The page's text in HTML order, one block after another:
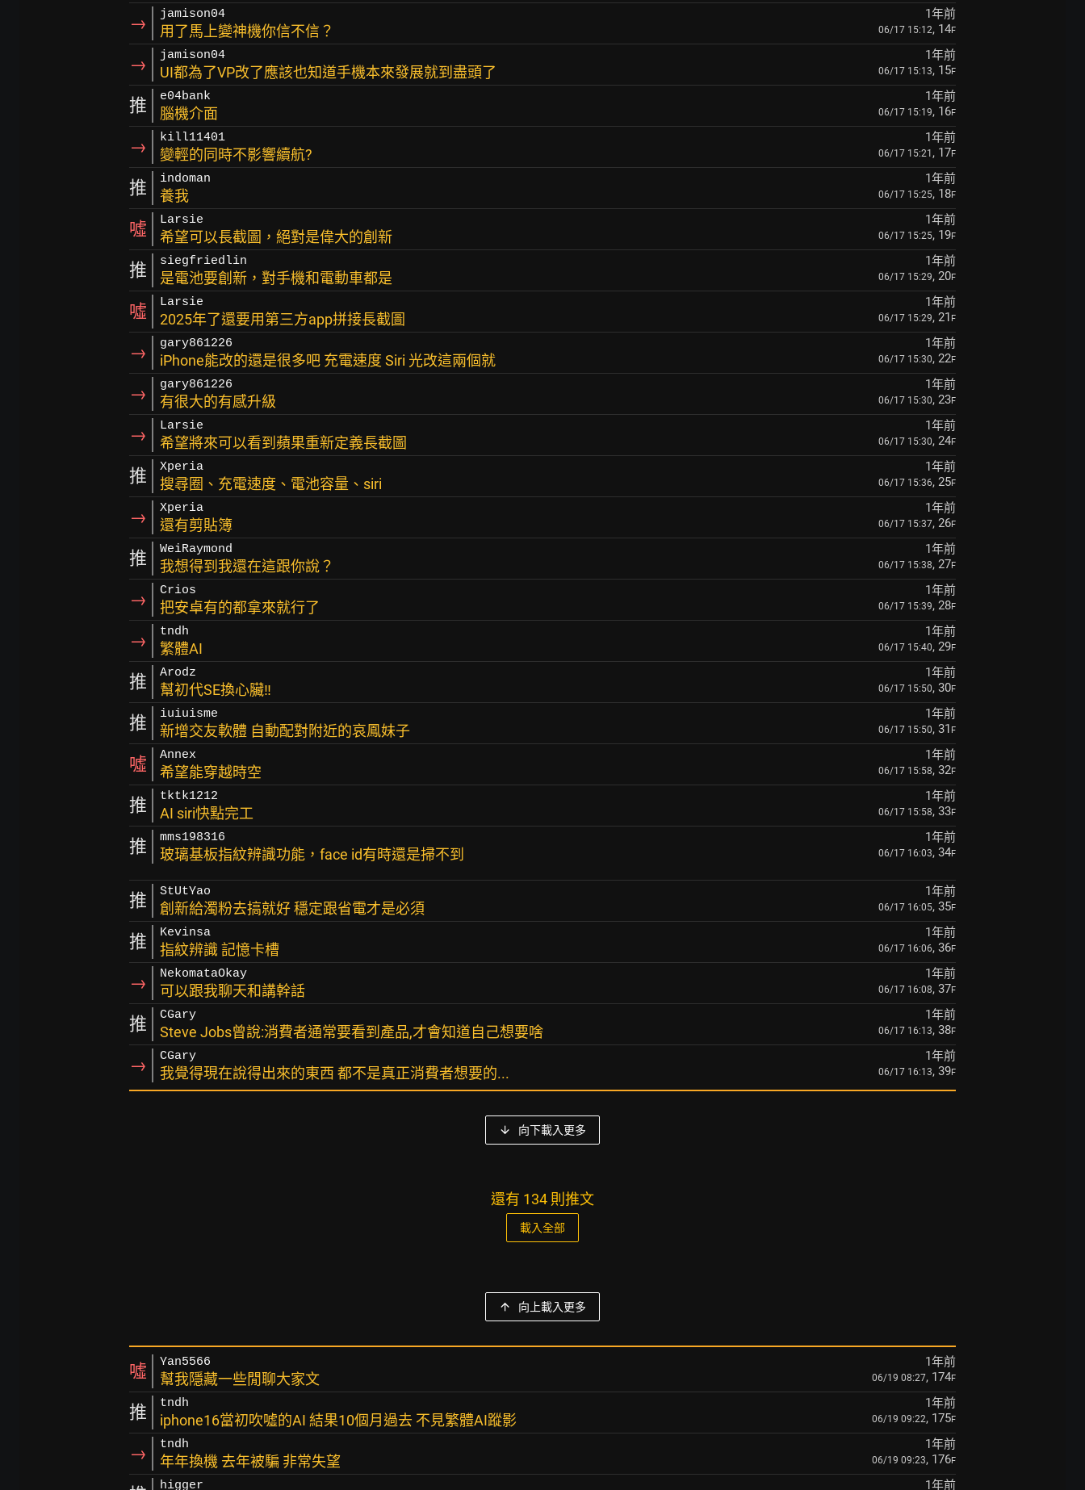
→ jamison04 1年前
用了馬上變神機你信不信？ 06/17 15:12, 14F
→ jamison04 1年前
UI都為了VP改了應該也知道手機本來發展就到盡頭了 06/17 15:13, 15F
推 e04bank 1年前
腦機介面 06/17 15:19, 16F
→ kill11401 1年前
變輕的同時不影響續航? 06/17 15:21 , 17F
推 indoman 1年前
養我 06/17 15:25, 18F
噓 Larsie 1年前
希望可以長截圖，絕對是偉大的創新 06/17 15:25, 19F
推 siegfriedlin 1年前
是電池要創新，對手機和電動車都是 06/17 15:29, 20F
噓 Larsie 1年前
2025年了還要用第三方app拼接長截圖 06/17 15:29, 21 F
→ gary861226 1年前
iPhone能改的還是很多吧 充電速度 Siri 光改這兩個就 06/17 15:30, 22F
→ gary861226 1年前
有很大的有感升級 06/17 15:30, 23F
→ Larsie 1年前
希望將來可以看到蘋果重新定義長截圖 06/17 15:30, 24F
推 Xperia 1年前
搜尋圈、充電速度、電池容量、siri 06/17 15:36, 25F
→ Xperia 1年前
還有剪貼簿 06/17 15:37, 26F
推 WeiRaymond 1年前
我想得到我還在這跟你說？ 06/17 15:38, 27F
→ Crios 1年前
把安卓有的都拿來就行了 06/17 15:39, 28F
→ tndh 1年前
繁體AI 06/17 15:40, 29F
推 Arodz 1年前
幫初代SE換心臟‼ 06/17 15:50, 30F
推 iuiuisme 1年前
新增交友軟體 自動配對附近的哀鳳妹子 06/17 15:50, 31 F
噓 Annex 1年前
希望能穿越時空 06/17 15:58, 32F
推 tktk1212 1年前
AI siri快點完工 06/17 15:58, 33F
推 mms198316 1年前
玻璃基板指紋辨識功能，face id有時還是掃不到 06/17 16:03, 34F
推 StUtYao 1年前
創新給濁粉去搞就好 穩定跟省電才是必須 06/17 16:05, 35F
推 Kevinsa 1年前
指紋辨識 記憶卡槽 06/17 16:06, 36F
→ NekomataOkay 1年前
可以跟我聊天和講幹話 06/17 16:08, 37F
推 CGary 1年前
Steve Jobs曾說:消費者通常要看到產品,才會知道自己想要啥 06/17 16:13, 38F
→ CGary 1年前
我覺得現在說得出來的東西 都不是真正消費者想要的... 06/17 16:13, 39F
向下載入更多
還有 134 則推文
載入全部
向上載入更多
噓 Yan5566 1年前
幫我隱藏一些閒聊大家文 06/19 08:27, 174F
推 tndh 1年前
iphone16當初吹噓的AI 結果10個月過去 不見繁體AI蹤影 06/19 09:22, 175F
→ tndh 1年前
年年換機 去年被騙 非常失望 06/19 09:23, 176F
higger 1年前